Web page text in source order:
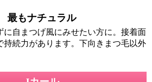
最もナチュラル
に自まつげ風にみせたい方に。接着面
持続力があります。下向きまつ毛以外